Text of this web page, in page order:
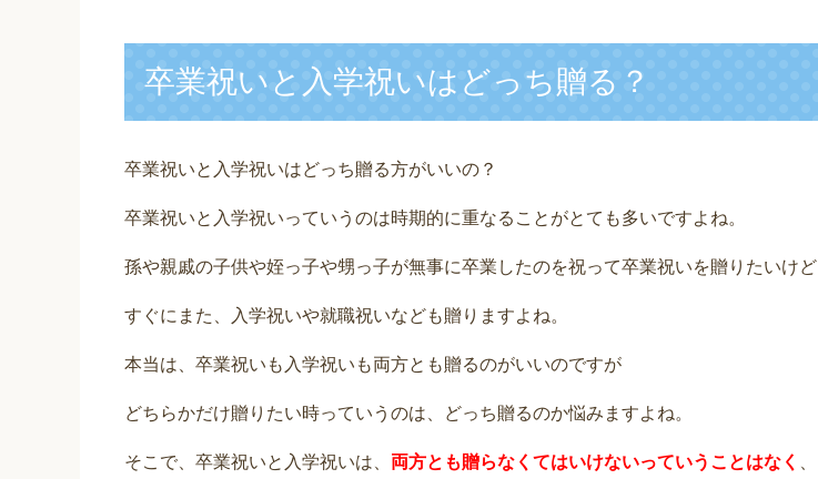
卒業祝いと入学祝いはどっち贈る？
卒業祝いと入学祝いはどっち贈る方がいいの？
卒業祝いと入学祝いっていうのは時期的に重なることがとても多いですよね。
孫や親戚の子供や姪っ子や甥っ子が無事に卒業したのを祝って卒業祝いを贈りたいけど
すぐにまた、入学祝いや就職祝いなども贈りますよね。
本当は、卒業祝いも入学祝いも両方とも贈るのがいいのですが
どちらかだけ贈りたい時っていうのは、どっち贈るのか悩みますよね。
そこで、卒業祝いと入学祝いは、 両方とも贈らなくてはいけないっていうことはなく